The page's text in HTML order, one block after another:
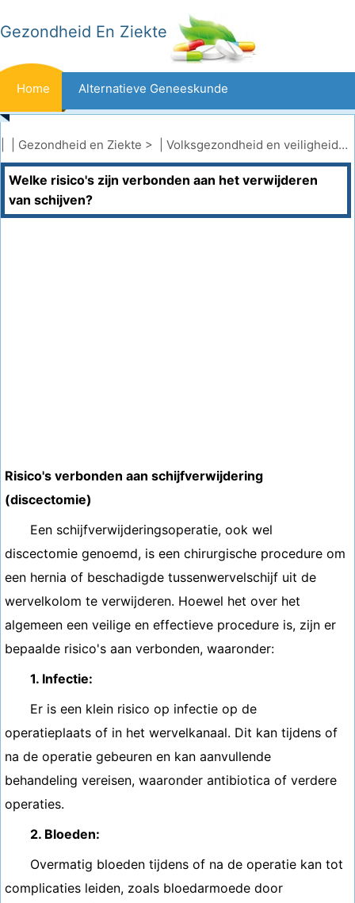
Gezondheid En Ziekte
Home Alternatieve Geneeskunde
Beten En Steken Kanker
Aandoeningen En Behandelingen Mond- En Tandzorg
Gezondheid en Ziekte > | Volksgezondheid en veiligheid|
Welke risico's zijn verbonden aan het verwijderen
van schijven?
Risico's verbonden aan schijfverwijdering
(discectomie)
Een schijfverwijderingsoperatie, ook wel
discectomie genoemd, is een chirurgische procedure om
een ​​hernia of beschadigde tussenwervelschijf uit de
wervelkolom te verwijderen. Hoewel het over het
algemeen een veilige en effectieve procedure is, zijn er
bepaalde risico's aan verbonden, waaronder:
1. Infectie:
Er is een klein risico op infectie op de
operatieplaats of in het wervelkanaal. Dit kan tijdens of
na de operatie gebeuren en kan aanvullende
behandeling vereisen, waaronder antibiotica of verdere
operaties.
2. Bloeden:
Overmatig bloeden tijdens of na de operatie kan tot
complicaties leiden, zoals bloedarmoede door